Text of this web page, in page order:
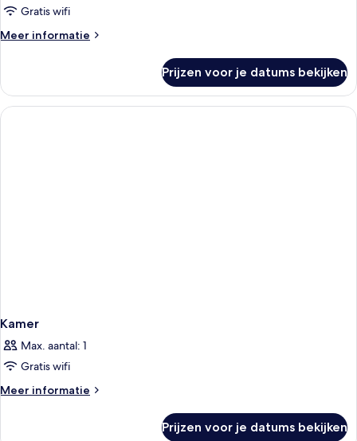
Gratis wifi
Meer informatie
Meer
Prijzen voor je datums bekijken
Kamer
Max. aantal: 1
Gratis wifi
Meer informatie
Meer
Prijzen voor je datums bekijken